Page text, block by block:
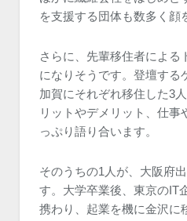
を支援する団体も数多く顔
さらに、先輩移住者による
になりそうです。登壇する
加賀にそれぞれ移住した3
リットやデメリット、仕事
っぷり語り合います。
そのうちの1人が、大阪府
す。大学卒業後、東京のIT
携わり、起業を機に金沢に